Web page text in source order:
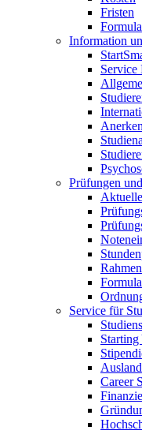
Fristen
Information
Service
Prüfungen
Service für
Starting
Career